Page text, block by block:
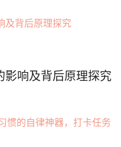
影响及背后原理探究